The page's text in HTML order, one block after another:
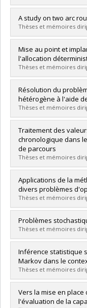
Diplômé(e) :Parent,
Cycle : Maîtrise
Diplôme obtenu :M.
Lien vers le
A study on two arc
Thèses et mémoires
Diplômé(e) :
Cycle :Doctorat
Diplôme obtenu :
Lien vers le
Mise au point et
l'allocation
Thèses et mémoires
Diplômé(e) :
Cycle :Maîtrise
Diplôme obtenu :M.
Lien vers le
Résolution du
hétérogène à l'aide
Thèses et mémoires
Diplômé(e) :
Cycle :Maîtrise
Diplôme obtenu :
Lien vers le
Traitement des
chronologique dans
de parcours
Thèses et mémoires
Diplômé(e) :Brunet,
Cycle : Maîtrise
Diplôme obtenu :M.
Lien vers le
Applications de la
divers problèmes
Thèses et mémoires
Diplômé(e) :
Cycle : Doctorat
Diplôme obtenu :
Lien vers le
Problèmes
Thèses et mémoires
Diplômé(e) :Séguin,
Cycle :Doctorat
Diplôme obtenu :
Lien vers le
Inférence statistique
Markov dans le
Thèses et mémoires
Diplômé(e) :Harel,
Cycle :Maîtrise
Vers la mise en
l'évaluation de la